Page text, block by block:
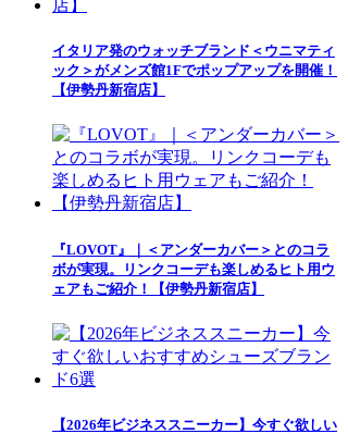
イタリア発のウォッチブランド＜ウニマティ
ック＞がメンズ館1Fでポップアップを開催！
【伊勢丹新宿店】
『LOVOT』｜＜アンダーカバー＞とのコラ
ボが実現。リンクコーデも楽しめるヒト用ウ
ェアもご紹介！【伊勢丹新宿店】
【2026年ビジネススニーカー】今すぐ欲しい